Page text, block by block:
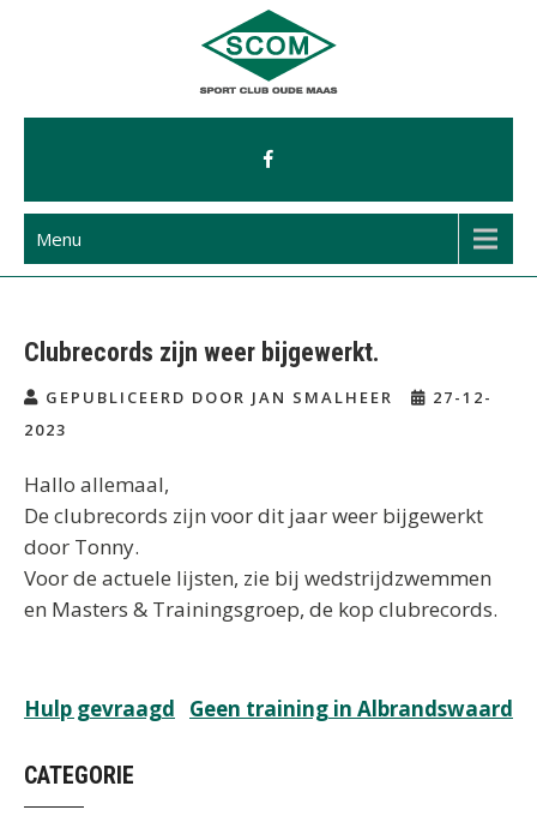
Menu
Clubrecords zijn weer bijgewerkt.
GEPUBLICEERD DOOR JAN SMALHEER
27-12-
2023
Hallo allemaal,
De clubrecords zijn voor dit jaar weer bijgewerkt
door Tonny.
Voor de actuele lijsten, zie bij wedstrijdzwemmen
en Masters & Trainingsgroep, de kop clubrecords.
Bericht
Hulp gevraagd Geen training in Albrandswaard
CATEGORIE